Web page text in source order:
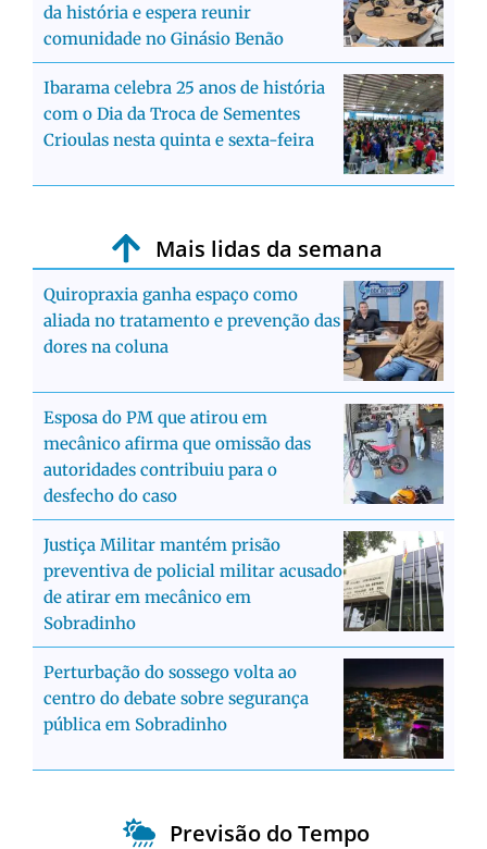
da história e espera reunir
comunidade no Ginásio Benão
Ibarama celebra 25 anos de história
com o Dia da Troca de Sementes
Crioulas nesta quinta e sexta-feira
Mais lidas da semana
Quiropraxia ganha espaço como
aliada no tratamento e prevenção das
dores na coluna
Esposa do PM que atirou em
mecânico afirma que omissão das
autoridades contribuiu para o
desfecho do caso
Justiça Militar mantém prisão
preventiva de policial militar acusado
de atirar em mecânico em
Sobradinho
Perturbação do sossego volta ao
centro do debate sobre segurança
pública em Sobradinho
Previsão do Tempo